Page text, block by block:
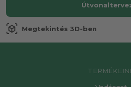
view_in_ar Megtekintés 3D-ben